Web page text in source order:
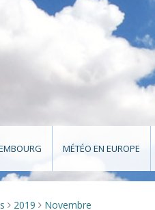
MÉTÉO EN EUROPE
> 2019 > Novembre